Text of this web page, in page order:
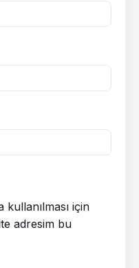
için
adresim bu